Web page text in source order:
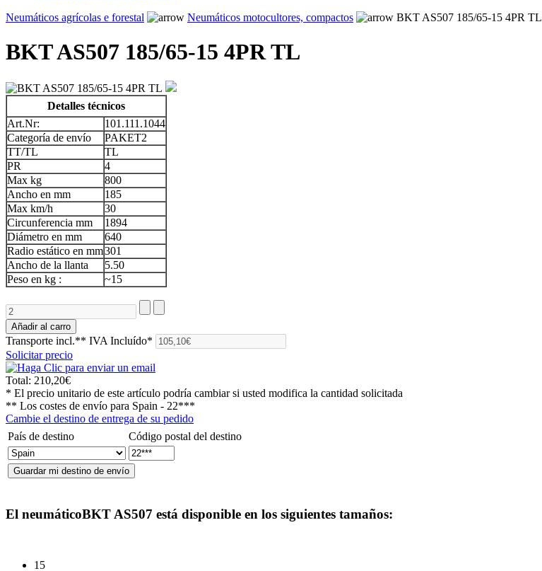
Neumáticos agrícolas e forestal
Neumáticos motocultores, compactos BKT AS507 185/65-15 4PR TL
BKT AS507 185/65-15 4PR TL
Detalles técnicos
Art.Nr:
101.111.1044
Categoría de envío
PAKET2
TT/TL
TL
PR
4
Max kg
800
Ancho en mm
185
Max km/h
30
Circunferencia mm
1894
Diámetro en mm
640
Radio estático en mm301
Ancho de la llanta
5.50
Peso en kg :
~15
Transporte incl.** IVA Incluído*
Solicitar precio
Total: 210,20€
* El precio unitario de este artículo podría cambiar si usted modifica la cantidad solicitada
** Los costes de envío para Spain - 22***
Cambie el destino de entrega de su pedido
País de destino
Código postal del destino
El neumáticoBKT AS507 está disponible en los siguientes tamaños:
15